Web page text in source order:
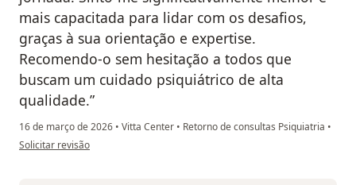
mais capacitada para lidar com os desafios,
graças à sua orientação e expertise.
Recomendo-o sem hesitação a todos que
buscam um cuidado psiquiátrico de alta
qualidade.”
16 de março de 2026 • Vitta Center • Retorno de consultas Psiquiatria •
na opinião do utilizador Ana Brandolt
Solicitar revisão